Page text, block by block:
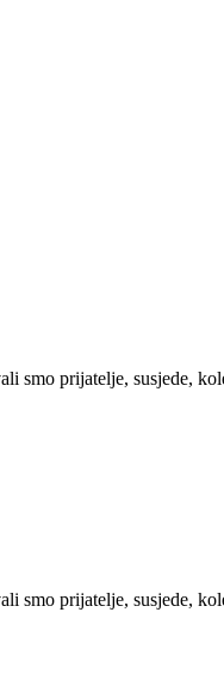
smo prijatelje, susjede,
smo prijatelje, susjede,